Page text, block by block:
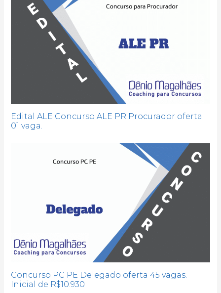
Edital ALE Concurso ALE PR Procurador oferta
01 vaga.
Concurso PC PE Delegado oferta 45 vagas.
Inicial de R$10.930